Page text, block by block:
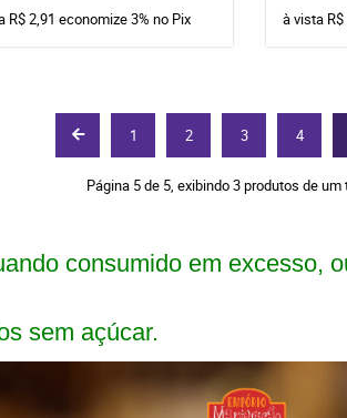
R$ 2,91 economize3% no Pix à vista
1 2 3 4
Página 5 de 5, exibindo 3 produtos de um
consumido em excesso,
sem açúcar.